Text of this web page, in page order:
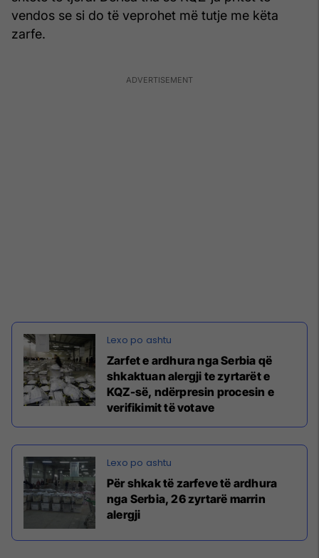
vendos se si do të veprohet më tutje me këta
zarfe.
Zarfet e ardhura nga Serbia që
shkaktuan alergji te zyrtarët e
KQZ-së, ndërpresin procesin e
verifikimit të votave
Për shkak të zarfeve të ardhura
nga Serbia, 26 zyrtarë marrin
alergji